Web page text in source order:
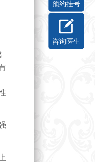
预约挂号
咨询医生